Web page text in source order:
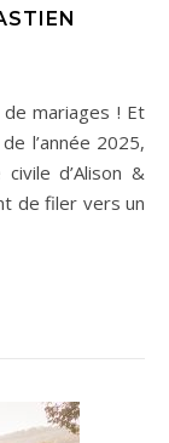
l’année 2025,
d’Alison &
de filer vers un